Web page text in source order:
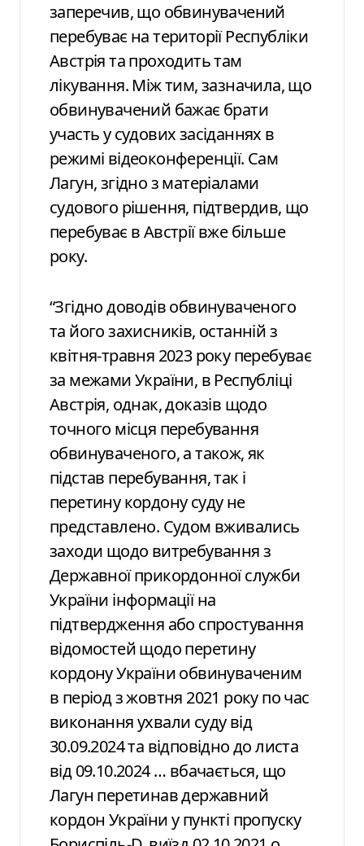
заперечив, що обвинувачений
перебуває на території Республіки
Австрія та проходить там
лікування. Між тим, зазначила, що
обвинувачений бажає брати
участь у судових засіданнях в
режимі відеоконференції. Сам
Лагун, згідно з матеріалами
судового рішення, підтвердив, що
перебуває в Австрії вже більше
року.
“Згідно доводів обвинуваченого
та його захисників, останній з
квітня-травня 2023 року перебуває
за межами України, в Республіці
Австрія, однак, доказів щодо
точного місця перебування
обвинуваченого, а також, як
підстав перебування, так і
перетину кордону суду не
представлено. Судом вживались
заходи щодо витребування з
Державної прикордонної служби
України інформації на
підтвердження або спростування
відомостей щодо перетину
кордону України обвинуваченим
в період з жовтня 2021 року по час
виконання ухвали суду від
30.09.2024 та відповідно до листа
від 09.10.2024 … вбачається, що
Лагун перетинав державний
кордон України у пункті пропуску